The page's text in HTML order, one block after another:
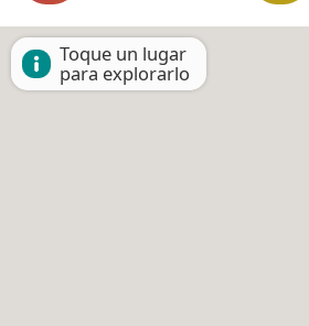
Toque un lugar
para explorarlo